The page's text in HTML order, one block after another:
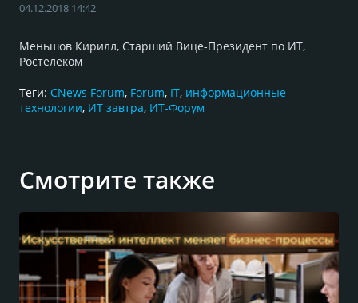
04.12.2018 14:42
Меньшов Кирилл, Старший Вице-Президент по ИТ,
Ростелеком
Теги: CNews Forum, Forum, IT, информационные
технологии, ИТ завтра, ИТ-Форум
Смотрите также